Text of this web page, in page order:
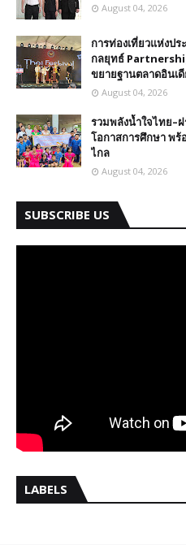
August 04, 2026
การท่องเที่ยวแห่งป
กลยุทธ์
ขยายฐานตลาดอินเ
August 04, 2026
รวมพลังน้ำใจไทย–
โอกาสการศึกษา พ
ไกล
August 04, 2026
SUBSCRIBE US
LABELS